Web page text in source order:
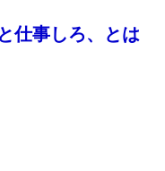
仕事しろ、とは